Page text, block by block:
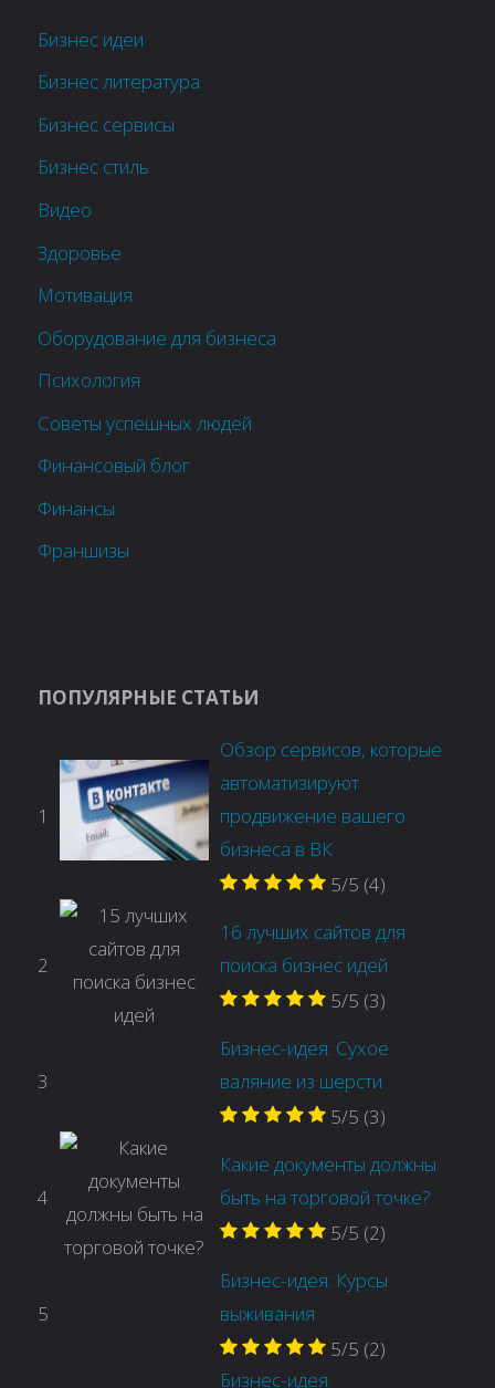
Бизнес идеи
Бизнес литература
Бизнес сервисы
Бизнес стиль
Видео
Здоровье
Мотивация
Оборудование для бизнеса
Психология
Советы успешных людей
Финансовый блог
Финансы
Франшизы
ПОПУЛЯРНЫЕ СТАТЬИ
1
Обзор сервисов, которые
автоматизируют
продвижение вашего
бизнеса в ВК
5/5 (4)
2
16 лучших сайтов для
поиска бизнес идей
5/5 (3)
3
Бизнес-идея: Сухое
валяние из шерсти
5/5 (3)
4
Какие документы должны
быть на торговой точке?
5/5 (2)
5
Бизнес-идея: Курсы
выживания
5/5 (2)
Бизнес-идея: